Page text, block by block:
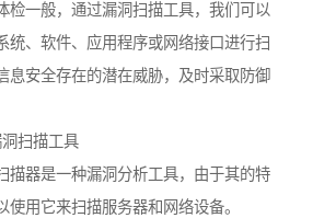
检一般，通过漏洞扫描工具，我们可以
统、软件、应用程序或网络接口进行扫
息安全存在的潜在威胁，及时采取防御
洞扫描工具
描器是一种漏洞分析工具，由于其的特
使用它来扫描服务器和网络设备。